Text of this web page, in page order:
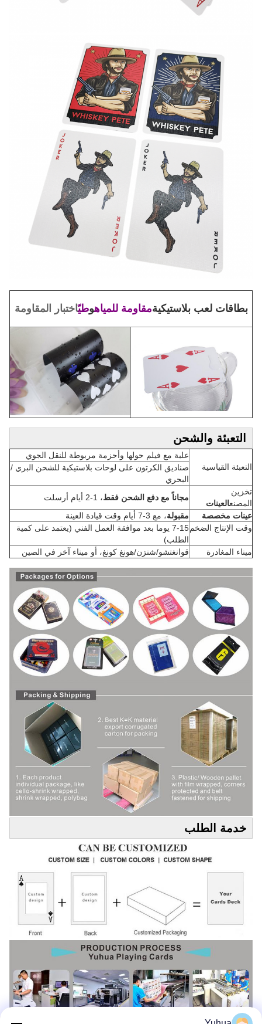
بطاقات لعب بلاستيكيةمقاومة للمياهوطيّاختبار المقاومة
التعبئة والشحن
التعبئة القياسية
علبة مع فيلم حولها وأحزمة مربوطة للنقل الجوي
صناديق الكرتون على لوحات بلاستيكية للشحن البري /
البحري
تخزين
المصنعالعينات
مجاناً مع دفع الشحن فقط، 1-2 أيام أرسلت
عينات مخصصة
مقبولة، مع 3-7 أيام وقت قيادة العينة
وقت الإنتاج الضخم
7-15 يوما بعد موافقة العمل الفني (يعتمد على كمية
الطلب)
ميناء المغادرة
قوانغتشو/شنزن/هونغ كونغ، أو ميناء آخر في الصين
خدمة الطلب